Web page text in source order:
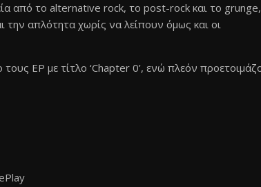
από το alternative rock, το post-rock και το grunge,
την απλότητα χωρίς να λείπουν όμως και οι
EP με τίτλο ‘Chapter 0’, ενώ πλεόν